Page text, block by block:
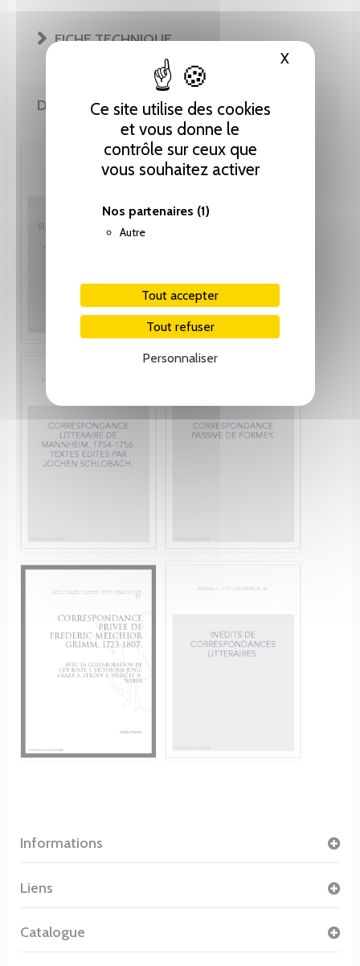
Ce site utilise des cookies
et vous donne le
contrôle sur ceux que
vous souhaitez activer
Nos partenaires (1)
Autre
Tout accepter
Tout refuser
Personnaliser
XMasquer
FICHE TECHNIQUE
DE LA MÊME COLLECTION
Informations
Liens
Catalogue